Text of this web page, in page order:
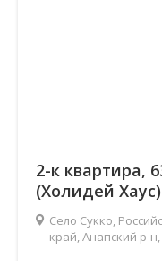
2-к квартира,
(Холидей Хаус)
Село Сукко,
край, Анапский р-